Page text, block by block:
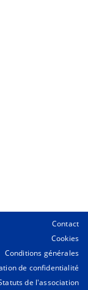
Contact
Cookies
Conditions générales
de confidentialité
de l'association